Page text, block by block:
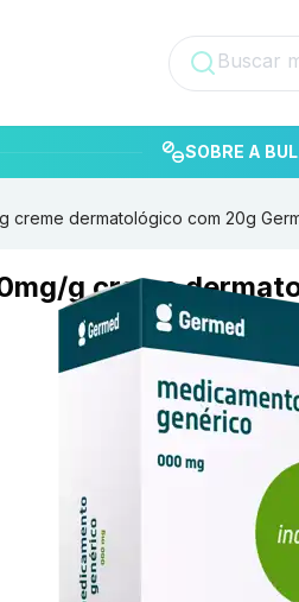
SOBRE A
creme dermatológico com 20g
g creme